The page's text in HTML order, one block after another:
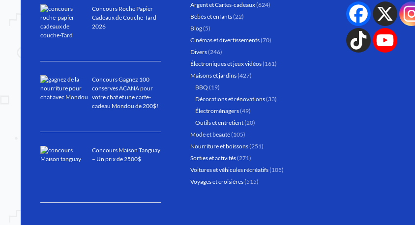
Concours Roche Papier
Cadeaux de Couche-Tard
2026
Concours Gagnez 100
conserves ACANA pour
votre chat et une carte-
cadeau Mondou de 200$!
Concours Maison Tanguay
– Un prix de 2500$
Argent et Cartes-cadeaux(624)
Bébés et enfants(22)
Blog(5)
Cinémas et divertissements(70)
Divers(246)
Électroniques et jeux vidéos(161)
Maisons et jardins(427)
BBQ (19)
Décorations et rénovations(33)
Électroménagers(49)
Outils et entretient(20)
Mode et beauté(105)
Nourriture et boissons(251)
Sorties et activités(271)
Voitures et véhicules récréatifs(105)
Voyages et croisières(515)